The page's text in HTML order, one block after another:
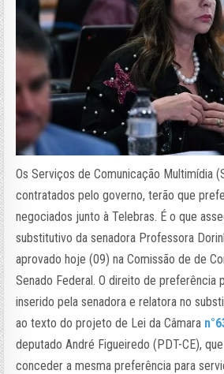
Os Serviços de Comunicação Multimídia
contratados pelo governo, terão que
negociados junto à Telebras. É o que
substitutivo da senadora Professora
aprovado hoje (09) na Comissão de de
Senado Federal. O direito de preferência
inserido pela senadora e relatora no
ao texto do projeto de Lei da Câmara
deputado André Figueiredo (PDT-CE),
conceder a mesma preferência para